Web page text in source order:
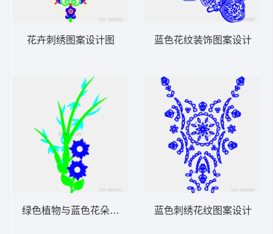
花卉刺绣图案设计图
绿色植物与蓝色花朵设计图
蓝色花纹装饰图案设计
蓝色刺绣花纹图案设计